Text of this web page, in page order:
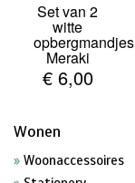
Set van 2
witte
opbergmandjes
Meraki
€ 6,00
Wonen
Woonaccessoires